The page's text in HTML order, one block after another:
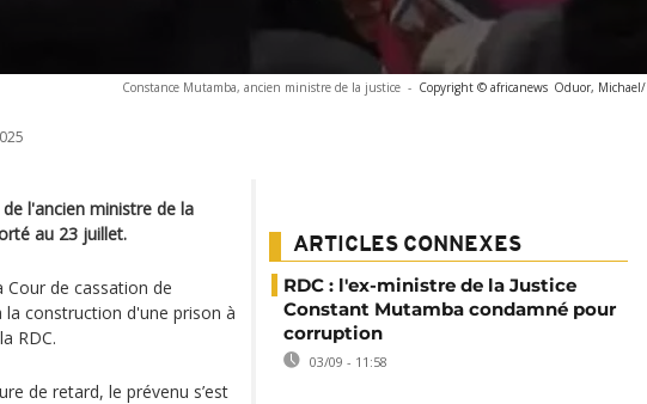
Constance Mutamba, ancien ministre de la justice - Copyright © africanews Oduor, Michael/
l'ancien ministre de la
au 23 juillet.
Cour de cassation de
construction d'une prison à
RDC.
de retard, le prévenu s’est
ARTICLES CONNEXES
RDC : l'ex-ministre de la Justice
Constant Mutamba condamné pour
corruption
03/09 - 11:58